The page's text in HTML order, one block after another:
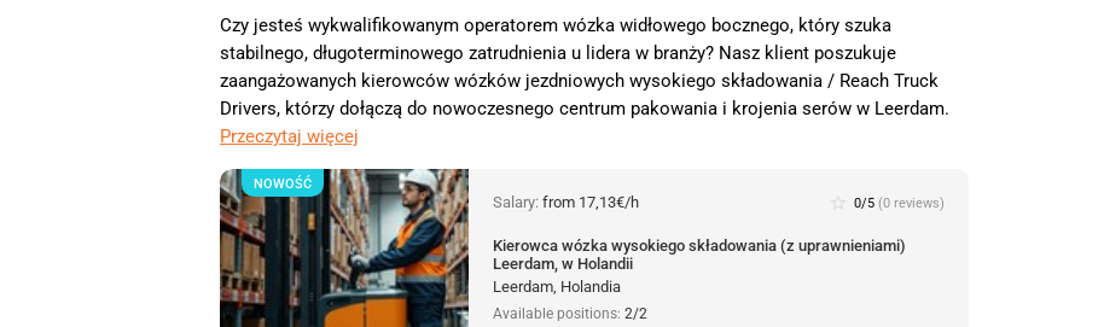
Czy jesteś wykwalifikowanym operatorem wózka widłowego bocznego, który szuka
stabilnego, długoterminowego zatrudnienia u lidera w branży? Nasz klient poszukuje
zaangażowanych kierowców wózków jezdniowych wysokiego składowania / Reach Truck
Drivers, którzy dołączą do nowoczesnego centrum pakowania i krojenia serów w Leerdam.
Przeczytaj więcej
Salary: from 17,13€/h star_border 0/5 (0 reviews)
Kierowca wózka wysokiego składowania (z uprawnieniami)
Leerdam, w Holandii
Leerdam, Holandia
Available positions: 2/2
NOWOŚĆ